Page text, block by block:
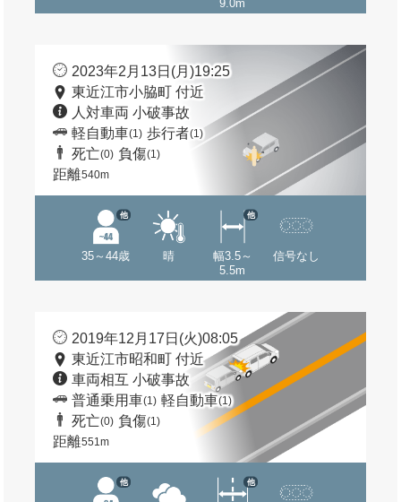
9.0m
2023年2月13日(月)19:25
東近江市小脇町 付近
人対車両 小破事故
軽自動車(1) 歩行者(1)
死亡(0) 負傷(1)
距離540m
35～44歳
他
晴
幅3.5～
5.5m
他
信号なし
2019年12月17日(火)08:05
東近江市昭和町 付近
車両相互 小破事故
普通乗用車(1) 軽自動車(1)
死亡(0) 負傷(1)
距離551m
他 他